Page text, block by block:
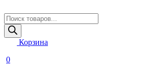
Поиск
товаров
Корзина
0